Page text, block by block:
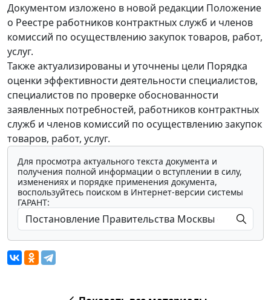
Документом изложено в новой редакции Положение
о Реестре работников контрактных служб и членов
комиссий по осуществлению закупок товаров, работ,
услуг.
Также актуализированы и уточнены цели Порядка
оценки эффективности деятельности специалистов,
специалистов по проверке обоснованности
заявленных потребностей, работников контрактных
служб и членов комиссий по осуществлению закупок
товаров, работ, услуг.
Для просмотра актуального текста документа и
получения полной информации о вступлении в силу,
изменениях и порядке применения документа,
воспользуйтесь поиском в Интернет-версии системы
ГАРАНТ: